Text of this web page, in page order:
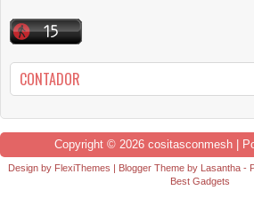
CONTADOR
Copyright © 2026 cositasconmesh|
Design by FlexiThemes | Blogger Theme by Lasantha-
Best Gadgets